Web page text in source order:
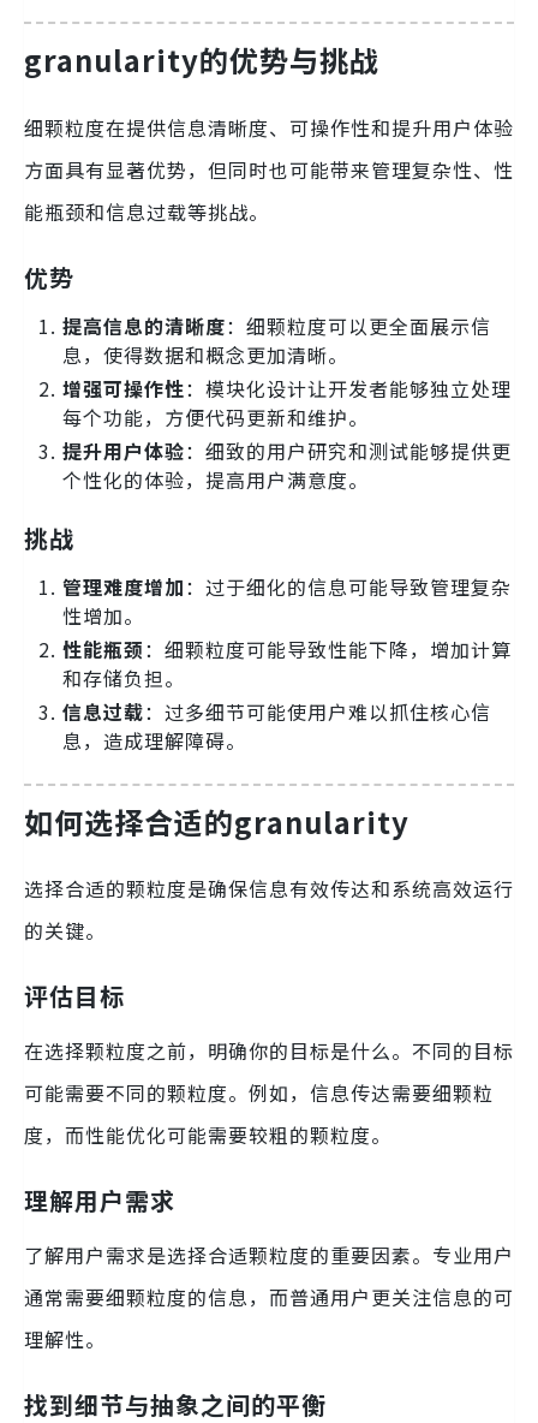
granularity的优势与挑战
细颗粒度在提供信息清晰度、可操作性和提升用户体验
方面具有显著优势，但同时也可能带来管理复杂性、性
能瓶颈和信息过载等挑战。
优势
提高信息的清晰度：细颗粒度可以更全面展示信
息，使得数据和概念更加清晰。
增强可操作性：模块化设计让开发者能够独立处理
每个功能，方便代码更新和维护。
提升用户体验：细致的用户研究和测试能够提供更
个性化的体验，提高用户满意度。
挑战
管理难度增加：过于细化的信息可能导致管理复杂
性增加。
性能瓶颈：细颗粒度可能导致性能下降，增加计算
和存储负担。
信息过载：过多细节可能使用户难以抓住核心信
息，造成理解障碍。
如何选择合适的granularity
选择合适的颗粒度是确保信息有效传达和系统高效运行
的关键。
评估目标
在选择颗粒度之前，明确你的目标是什么。不同的目标
可能需要不同的颗粒度。例如，信息传达需要细颗粒
度，而性能优化可能需要较粗的颗粒度。
理解用户需求
了解用户需求是选择合适颗粒度的重要因素。专业用户
通常需要细颗粒度的信息，而普通用户更关注信息的可
理解性。
找到细节与抽象之间的平衡